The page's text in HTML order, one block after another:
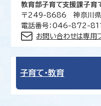
教育部子育て支援課子育
〒249-8686 神奈川県
電話番号：046-872-
お問い合わせは専用
子育て・教育